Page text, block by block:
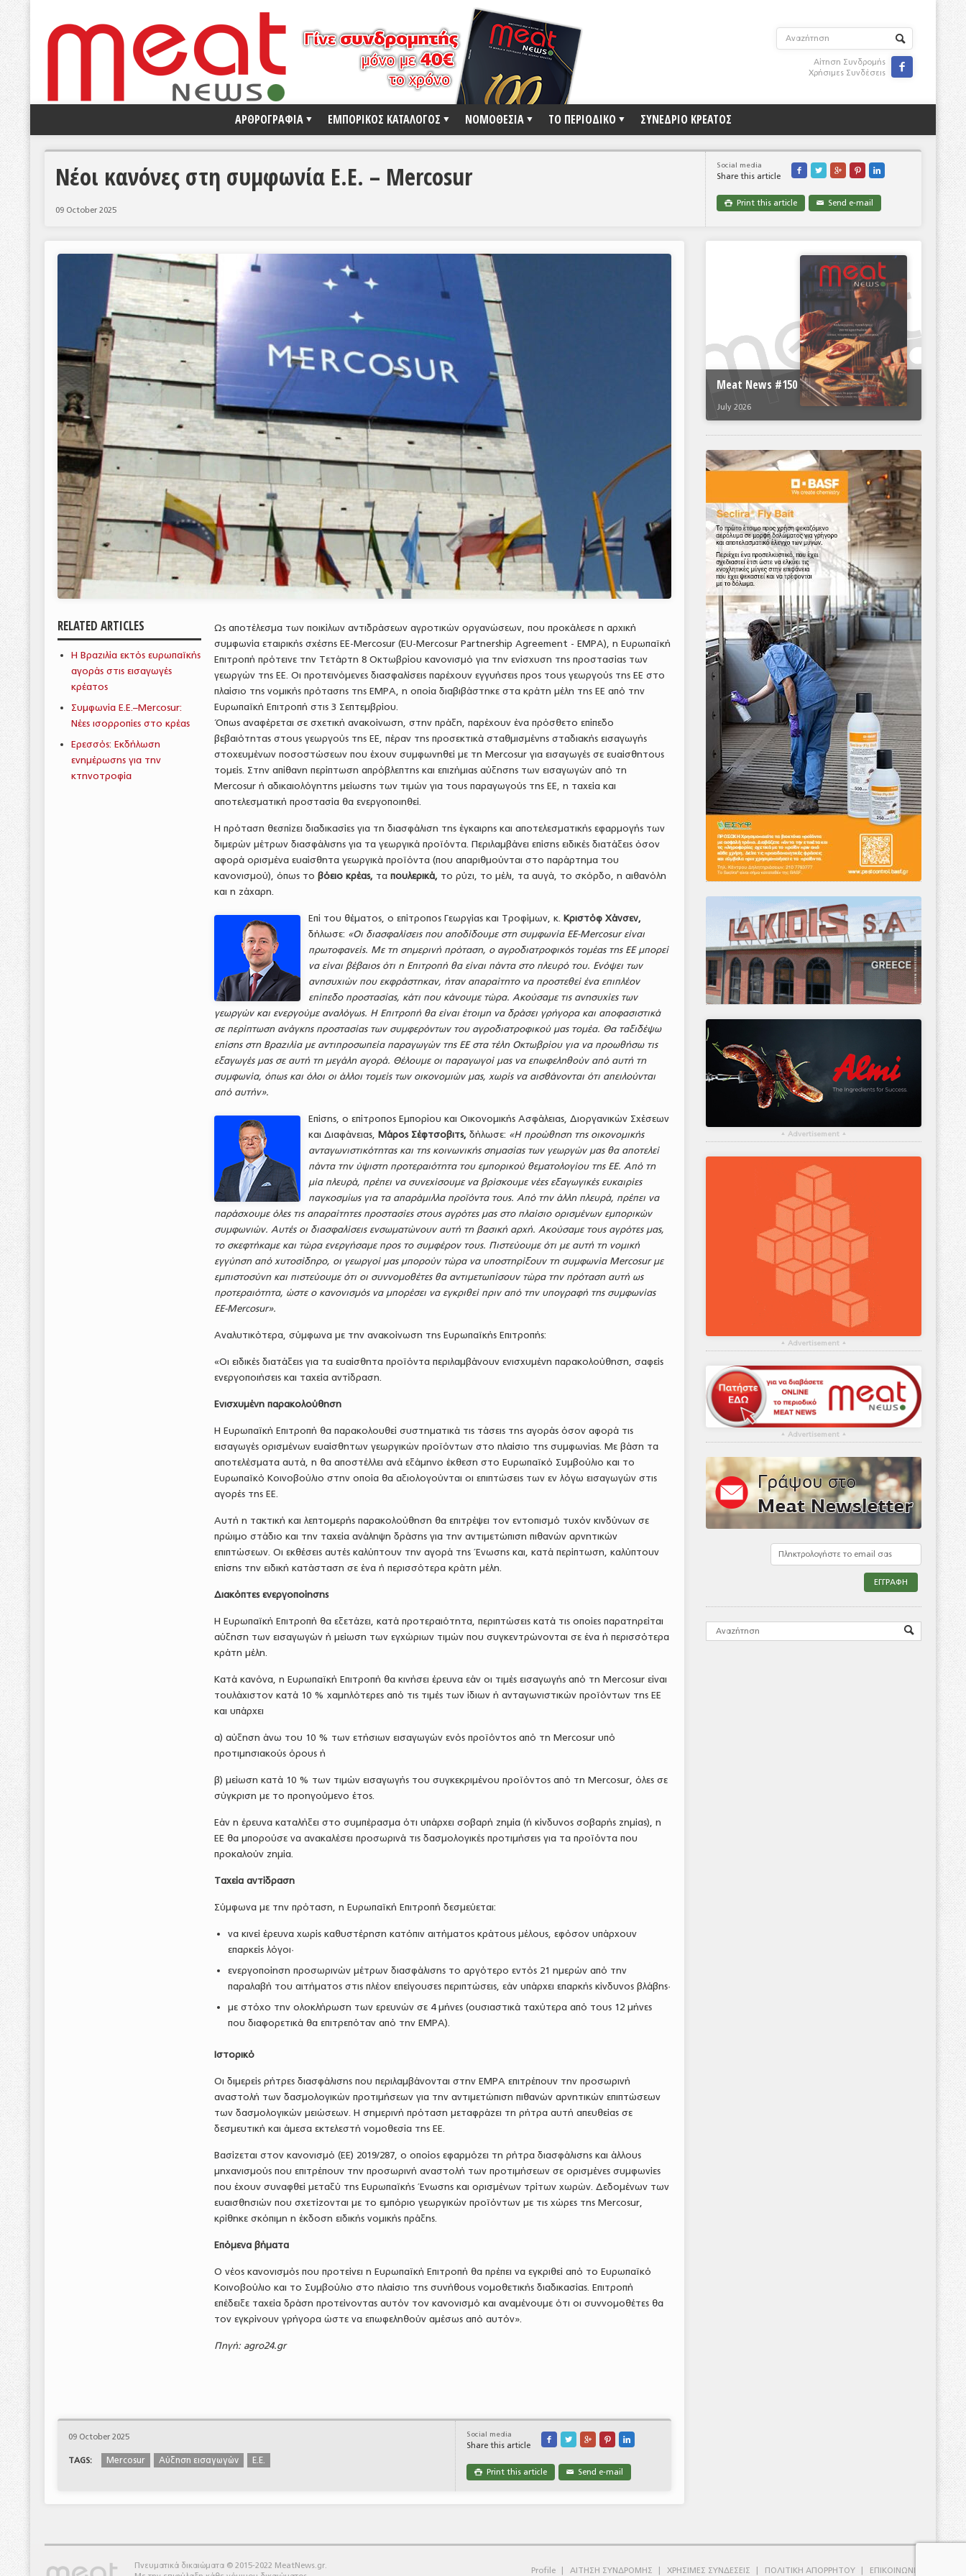
Αίτηση Συνδρομής
Χρήσιμες Συνδέσεις

ΑΡΘΡΟΓΡΑΦΙΑ ΕΜΠΟΡΙΚΟΣ ΚΑΤΑΛΟΓΟΣ ΝΟΜΟΘΕΣΙΑ ΤΟ ΠΕΡΙΟΔΙΚΟ ΣΥΝΕΔΡΙΟ ΚΡΕΑΤΟΣ
Social media
Share this article
    
 Print this article ✉ Send e-mail
Νέοι κανόνες στη συμφωνία Ε.Ε. – Mercosur
09 October 2025
RELATED ARTICLES
H Βραζιλία εκτός ευρωπαϊκής
αγοράς στις εισαγωγές
κρέατος
Συμφωνία Ε.Ε.–Mercosur:
Νέες ισορροπίες στο κρέας
Ερεσσός: Εκδήλωση
ενημέρωσης για την
κτηνοτροφία
Ως αποτέλεσμα των ποικίλων αντιδράσεων αγροτικών οργανώσεων, που προκάλεσε η αρχική
συμφωνία εταιρικής σχέσης ΕΕ-Mercosur (EU-Mercosur Partnership Agreement - EMPA), η Ευρωπαϊκή
Επιτροπή πρότεινε την Τετάρτη 8 Οκτωβρίου κανονισμό για την ενίσχυση της προστασίας των
γεωργών της ΕΕ. Οι προτεινόμενες διασφαλίσεις παρέχουν εγγυήσεις προς τους γεωργούς της ΕΕ στο
πλαίσιο της νομικής πρότασης της EMPA, η οποία διαβιβάστηκε στα κράτη μέλη της ΕΕ από την
Ευρωπαϊκή Επιτροπή στις 3 Σεπτεμβρίου.
Όπως αναφέρεται σε σχετική ανακοίνωση, στην πράξη, παρέχουν ένα πρόσθετο επίπεδο
βεβαιότητας στους γεωργούς της ΕΕ, πέραν της προσεκτικά σταθμισμένης σταδιακής εισαγωγής
στοχευμένων ποσοστώσεων που έχουν συμφωνηθεί με τη Mercosur για εισαγωγές σε ευαίσθητους
τομείς. Στην απίθανη περίπτωση απρόβλεπτης και επιζήμιας αύξησης των εισαγωγών από τη
Mercosur ή αδικαιολόγητης μείωσης των τιμών για τους παραγωγούς της ΕΕ, η ταχεία και
αποτελεσματική προστασία θα ενεργοποιηθεί.
Η πρόταση θεσπίζει διαδικασίες για τη διασφάλιση της έγκαιρης και αποτελεσματικής εφαρμογής των
διμερών μέτρων διασφάλισης για τα γεωργικά προϊόντα. Περιλαμβάνει επίσης ειδικές διατάξεις όσον
αφορά ορισμένα ευαίσθητα γεωργικά προϊόντα (που απαριθμούνται στο παράρτημα του
κανονισμού), όπως τοβόειο κρέας, ταπουλερικά, το ρύζι, το μέλι, τα αυγά, το σκόρδο, η αιθανόλη
και η ζάχαρη.
Επί του θέματος, ο επίτροπος Γεωργίας και Τροφίμων, κ. Κριστόφ Χάνσεν,
δήλωσε: «Οι διασφαλίσεις που αποδίδουμε στη συμφωνία ΕΕ-Mercosur είναι
πρωτοφανείς. Με τη σημερινή πρόταση, ο αγροδιατροφικός τομέας της ΕΕ μπορεί
να είναι βέβαιος ότι η Επιτροπή θα είναι πάντα στο πλευρό του. Ενόψει των
ανησυχιών που εκφράστηκαν, ήταν απαραίτητο να προστεθεί ένα επιπλέον
επίπεδο προστασίας, κάτι που κάνουμε τώρα. Ακούσαμε τις ανησυχίες των
γεωργών και ενεργούμε αναλόγως. Η Επιτροπή θα είναι έτοιμη να δράσει γρήγορα και αποφασιστικά
σε περίπτωση ανάγκης προστασίας των συμφερόντων του αγροδιατροφικού μας τομέα. Θα ταξιδέψω
επίσης στη Βραζιλία με αντιπροσωπεία παραγωγών της ΕΕ στα τέλη Οκτωβρίου για να προωθήσω τις
εξαγωγές μας σε αυτή τη μεγάλη αγορά. Θέλουμε οι παραγωγοί μας να επωφεληθούν από αυτή τη
συμφωνία, όπως και όλοι οι άλλοι τομείς των οικονομιών μας, χωρίς να αισθάνονται ότι απειλούνται
από αυτήν».
Επίσης, ο επίτροπος Εμπορίου και Οικονομικής Ασφάλειας, Διοργανικών Σχέσεων
και Διαφάνειας, Μάρος Σέφτσοβιτς,δήλωσε: «Η προώθηση της οικονομικής
ανταγωνιστικότητας και της κοινωνικής σημασίας των γεωργών μας θα αποτελεί
πάντα την ύψιστη προτεραιότητα του εμπορικού θεματολογίου της ΕΕ. Από τη
μία πλευρά, πρέπει να συνεχίσουμε να βρίσκουμε νέες εξαγωγικές ευκαιρίες
παγκοσμίως για τα απαράμιλλα προϊόντα τους. Από την άλλη πλευρά, πρέπει να
παράσχουμε όλες τις απαραίτητες προστασίες στους αγρότες μας στο πλαίσιο ορισμένων εμπορικών
συμφωνιών. Αυτές οι διασφαλίσεις ενσωματώνουν αυτή τη βασική αρχή. Ακούσαμε τους αγρότες μας,
το σκεφτήκαμε και τώρα ενεργήσαμε προς το συμφέρον τους. Πιστεύουμε ότι με αυτή τη νομική
εγγύηση από χυτοσίδηρο, οι γεωργοί μας μπορούν τώρα να υποστηρίξουν τη συμφωνία Mercosur με
εμπιστοσύνη και πιστεύουμε ότι οι συννομοθέτες θα αντιμετωπίσουν τώρα την πρόταση αυτή ως
προτεραιότητα, ώστε ο κανονισμός να μπορέσει να εγκριθεί πριν από την υπογραφή της συμφωνίας
ΕΕ-Mercosur».
Αναλυτικότερα, σύμφωνα με την ανακοίνωση της Ευρωπαϊκής Επιτροπής:
«Οι ειδικές διατάξεις για τα ευαίσθητα προϊόντα περιλαμβάνουν ενισχυμένη παρακολούθηση, σαφείς
ενεργοποιήσεις και ταχεία αντίδραση.
Ενισχυμένη παρακολούθηση
Η Ευρωπαϊκή Επιτροπή θα παρακολουθεί συστηματικά τις τάσεις της αγοράς όσον αφορά τις
εισαγωγές ορισμένων ευαίσθητων γεωργικών προϊόντων στο πλαίσιο της συμφωνίας. Με βάση τα
αποτελέσματα αυτά, η θα αποστέλλει ανά εξάμηνο έκθεση στο Ευρωπαϊκό Συμβούλιο και το
Ευρωπαϊκό Κοινοβούλιο στην οποία θα αξιολογούνται οι επιπτώσεις των εν λόγω εισαγωγών στις
αγορές της ΕΕ.
Αυτή η τακτική και λεπτομερής παρακολούθηση θα επιτρέψει τον εντοπισμό τυχόν κινδύνων σε
πρώιμο στάδιο και την ταχεία ανάληψη δράσης για την αντιμετώπιση πιθανών αρνητικών
επιπτώσεων. Οι εκθέσεις αυτές καλύπτουν την αγορά της Ένωσης και, κατά περίπτωση, καλύπτουν
επίσης την ειδική κατάσταση σε ένα ή περισσότερα κράτη μέλη.
Διακόπτες ενεργοποίησης
Η Ευρωπαϊκή Επιτροπή θα εξετάζει, κατά προτεραιότητα, περιπτώσεις κατά τις οποίες παρατηρείται
αύξηση των εισαγωγών ή μείωση των εγχώριων τιμών που συγκεντρώνονται σε ένα ή περισσότερα
κράτη μέλη.
Κατά κανόνα, η Ευρωπαϊκή Επιτροπή θα κινήσει έρευνα εάν οι τιμές εισαγωγής από τη Mercosur είναι
τουλάχιστον κατά 10 % χαμηλότερες από τις τιμές των ίδιων ή ανταγωνιστικών προϊόντων της ΕΕ
και υπάρχει
α) αύξηση άνω του 10 % των ετήσιων εισαγωγών ενός προϊόντος από τη Mercosur υπό
προτιμησιακούς όρους ή
β) μείωση κατά 10 % των τιμών εισαγωγής του συγκεκριμένου προϊόντος από τη Mercosur, όλες σε
σύγκριση με το προηγούμενο έτος.
Εάν η έρευνα καταλήξει στο συμπέρασμα ότι υπάρχει σοβαρή ζημία (ή κίνδυνος σοβαρής ζημίας), η
ΕΕ θα μπορούσε να ανακαλέσει προσωρινά τις δασμολογικές προτιμήσεις για τα προϊόντα που
προκαλούν ζημία.
Ταχεία αντίδραση
Σύμφωνα με την πρόταση, η Ευρωπαϊκή Επιτροπή δεσμεύεται:
να κινεί έρευνα χωρίς καθυστέρηση κατόπιν αιτήματος κράτους μέλους, εφόσον υπάρχουν
επαρκείς λόγοι·
ενεργοποίηση προσωρινών μέτρων διασφάλισης το αργότερο εντός 21 ημερών από την
παραλαβή του αιτήματος στις πλέον επείγουσες περιπτώσεις, εάν υπάρχει επαρκής κίνδυνος βλάβης·
με στόχο την ολοκλήρωση των ερευνών σε 4 μήνες (ουσιαστικά ταχύτερα από τους 12 μήνες
που διαφορετικά θα επιτρεπόταν από την EMPA).
Ιστορικό
Οι διμερείς ρήτρες διασφάλισης που περιλαμβάνονται στην EMPA επιτρέπουν την προσωρινή
αναστολή των δασμολογικών προτιμήσεων για την αντιμετώπιση πιθανών αρνητικών επιπτώσεων
των δασμολογικών μειώσεων. Η σημερινή πρόταση μεταφράζει τη ρήτρα αυτή απευθείας σε
δεσμευτική και άμεσα εκτελεστή νομοθεσία της ΕΕ.
Βασίζεται στον κανονισμό (ΕΕ) 2019/287, ο οποίος εφαρμόζει τη ρήτρα διασφάλισης και άλλους
μηχανισμούς που επιτρέπουν την προσωρινή αναστολή των προτιμήσεων σε ορισμένες συμφωνίες
που έχουν συναφθεί μεταξύ της Ευρωπαϊκής Ένωσης και ορισμένων τρίτων χωρών. Δεδομένων των
ευαισθησιών που σχετίζονται με το εμπόριο γεωργικών προϊόντων με τις χώρες της Mercosur,
κρίθηκε σκόπιμη η έκδοση ειδικής νομικής πράξης.
Επόμενα βήματα
Ο νέος κανονισμός που προτείνει η Ευρωπαϊκή Επιτροπή θα πρέπει να εγκριθεί από το Ευρωπαϊκό
Κοινοβούλιο και το Συμβούλιο στο πλαίσιο της συνήθους νομοθετικής διαδικασίας. Επιτροπή
επέδειξε ταχεία δράση προτείνοντας αυτόν τον κανονισμό και αναμένουμε ότι οι συννομοθέτες θα
τον εγκρίνουν γρήγορα ώστε να επωφεληθούν αμέσως από αυτόν».
Πηγή: agro24.gr
Social media
Share this article
    
 Print this article ✉ Send e-mail
09 October 2025
TAGS: Mercosur Αύξηση εισαγωγών Ε.Ε.
Meat News #150
July 2026
▴ Advertisement ▴
▴ Advertisement ▴
▴ Advertisement ▴
Profile ΑΙΤΗΣΗ ΣΥΝΔΡΟΜΗΣ ΧΡΗΣΙΜΕΣ ΣΥΝΔΕΣΕΙΣ ΠΟΛΙΤΙΚΗ ΑΠΟΡΡΗΤΟΥ ΕΠΙΚΟΙΝΩΝΙΑ
Πνευματικά δικαιώματα © 2015-2022 MeatNews.gr.